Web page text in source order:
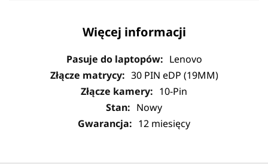
Więcej informacji
Lenovo
30 PIN eDP (19MM)
10-Pin
Nowy
12 miesięcy